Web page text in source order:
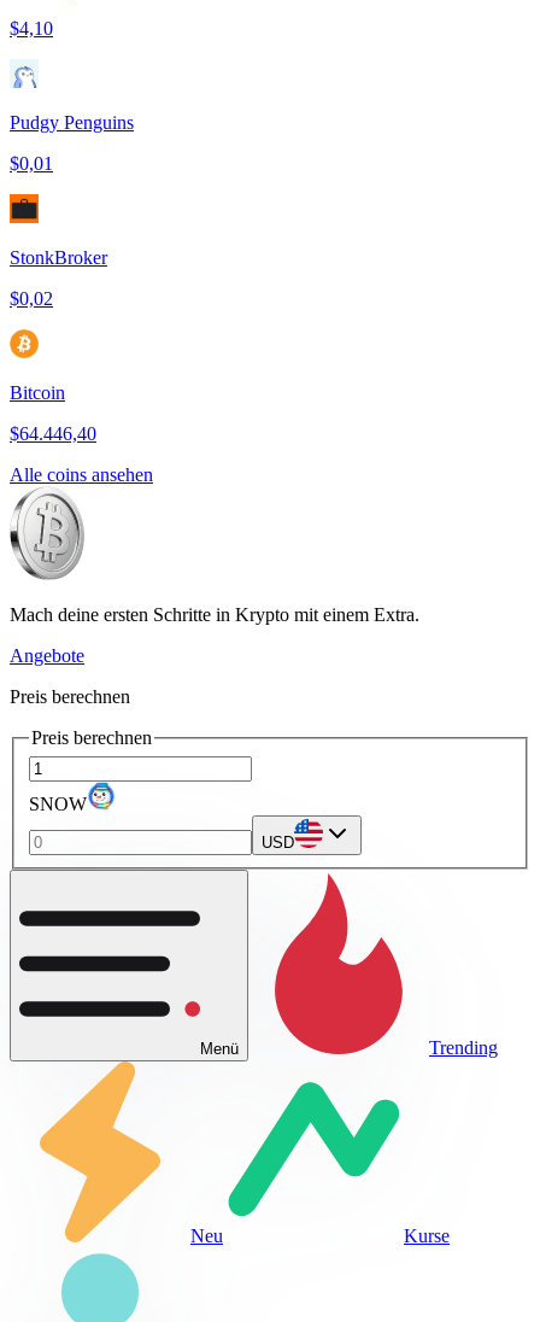
$4,10
Pudgy Penguins
$0,01
StonkBroker
$0,02
Bitcoin
$64.446,40
Alle coins ansehen
Mach deine ersten Schritte in Krypto mit einem Extra.
Angebote
Preis berechnen
Preis berechnen
SNOW
USD
Menü Trending
Neu Kurse